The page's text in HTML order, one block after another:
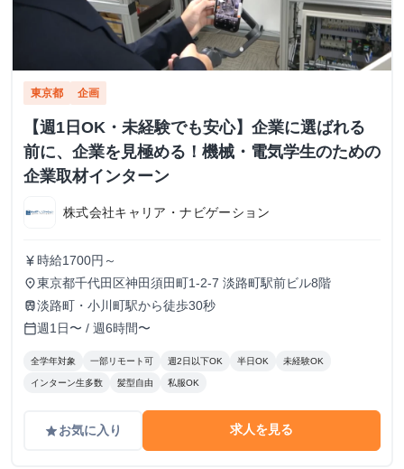
東京都 企画
【週1日OK・未経験でも安心】企業に選ばれる
前に、企業を見極める！機械・電気学生のための
企業取材インターン
株式会社キャリア・ナビゲーション
currency_yen 時給1700円～
place東京都千代田区神田須田町1-2-7 淡路町駅前ビル8階
train淡路町・小川町駅から徒歩30秒
calendar_today週1日〜 / 週6時間〜
全学年対象 一部リモート可 週2日以下OK 半日OK 未経験OK
インターン生多数 髪型自由 私服OK
gradeお気に入り 求人を見る